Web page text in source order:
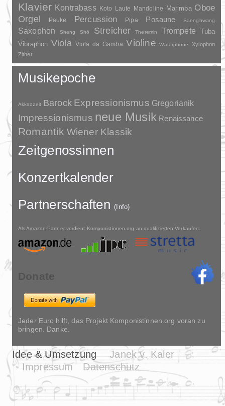
Klavier Kontrabass Koto Laute Mandoline Marimba Oboe
Orgel Pauke Percussion Pipa Posaune Saenghwang
Saxophon Sheng Shō Streicher Theremin Trompete
Tuba
Vibraphon Viola Viola da Gamba Violine Waterphone
Xylophon
Zither
Musikepoche
Akkadzeit Barock Expressionismus Gregorianik
Impressionismus neue Musik Renaissance
Romantik Wiener Klassik
Zeitgenossinnen
Konzertkalender
Partnerschaften(Info)
Als Amazon-Partner verdient Komponistinnen.org an qualifizierten Verkäufen.
Donate
Jeder Euro hilft, das Projekt Komponistinnen.org voran zu
bringen. Danke.
Idee & Umsetzung
Janek v. Kaler
Impressum
Datenschutz